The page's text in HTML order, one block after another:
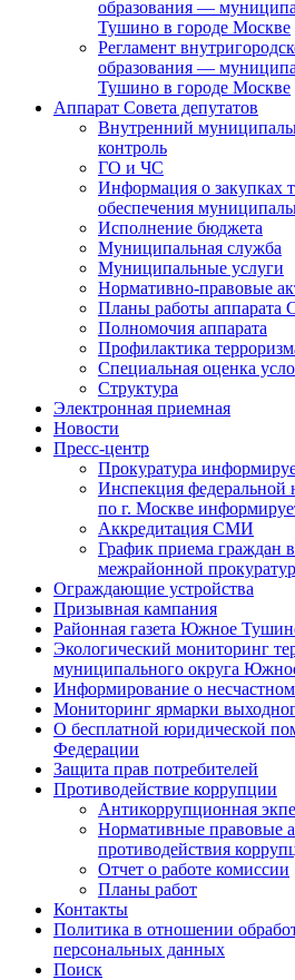
образования —
Тушино в городе Москве
Регламент
образования —
Тушино в городе Москве
Аппарат Совета депутатов
Внутренний
контроль
ГО и ЧС
Информация о закупках
обеспечения
Исполнение бюджета
Муниципальная служба
Муниципальные услуги
Нормативно-правовые
Планы работы аппарата
Полномочия аппарата
Профилактика
Специальная оценка
Структура
Электронная приемная
Новости
Пресс-центр
Прокуратура
Инспекция
по г. Москве
Аккредитация СМИ
График приема граждан
межрайонной
Ограждающие устройства
Призывная кампания
Районная газета Южное
Экологический мониторинг
муниципального округа
Информирование о несчастном
Мониторинг ярмарки
О бесплатной юридической
Федерации
Защита прав потребителей
Противодействие коррупции
Антикоррупционная
Нормативные правовые
противодействия
Отчет о работе комиссии
Планы работ
Контакты
Политика в отношении
персональных данных
Поиск